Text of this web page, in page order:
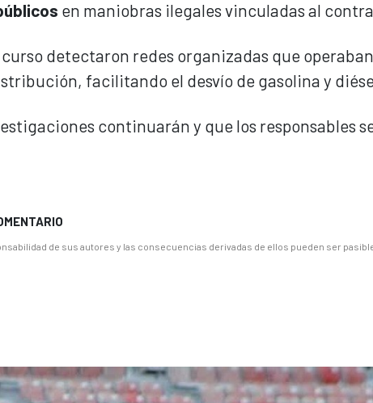
en maniobras ilegales vinculadas al
detectaron redes organizadas que
facilitando el desvío de gasolina y
continuarán y que los responsables
de sus autores y las consecuencias derivadas de ellos pueden ser